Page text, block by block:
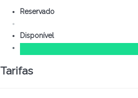
Reservado
Disponível
Tarifas